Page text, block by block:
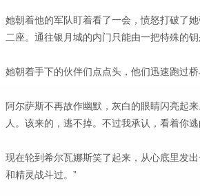
她朝着他的军队盯着看了一会，愤怒打破了
二座。通往银月城的内门只能由一把特殊的
她朝着手下的伙伴们点点头，他们迅速跑过桥
阿尔萨斯不再故作幽默，灰白的眼睛闪亮起
人。该来的，逃不掉。不过我承认，看着你
现在轮到希尔瓦娜斯笑了起来，从心底里发
和精灵战斗过。”